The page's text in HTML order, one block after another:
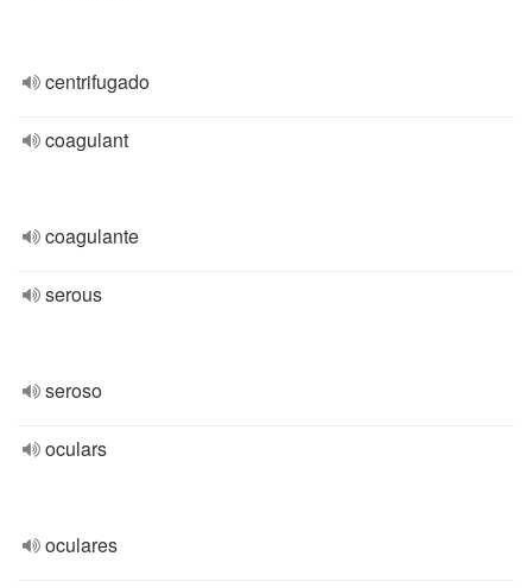
centrifugado
coagulant
coagulante
serous
seroso
oculars
oculares